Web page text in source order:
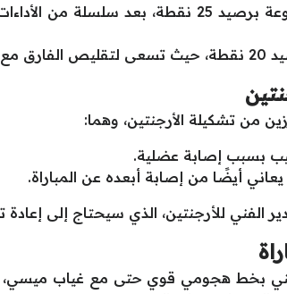
الأرجنتين: تحتل صدارة ترتيب المجموعة
من تشكيلة الأرجنتين، وهما:
بسبب إصابة عضلية.
أيضًا من إصابة أبعده عن المباراة.
الفني للأرجنتين، الذي سيحتاج إلى
بخط هجومي قوي حتى مع غياب ميسي،